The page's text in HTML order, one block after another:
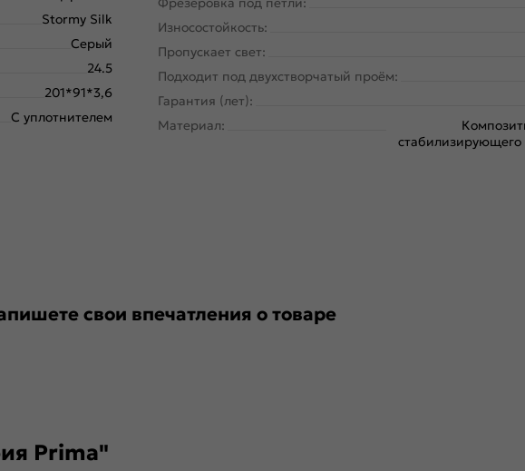
Stormy Silk
Серый
24.5
201*91*3,6
С уплотнителем
Износостойкость:
Пропускает свет:
Подходит под двухстворчатый проём:
Гарантия (лет):
Материал:
свои впечатления о товаре
Prima"